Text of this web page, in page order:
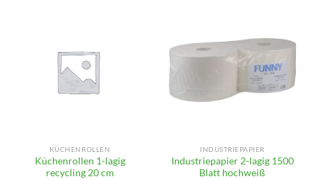
KÜCHENROLLEN
Küchenrollen 1-lagig
recycling 20 cm
INDUSTRIEPAPIER
Industriepapier 2-lagig 1500
Blatt hochweiß